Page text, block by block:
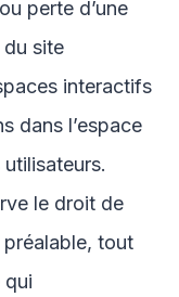
perte d’une
du site
interactifs
dans l’espace
le droit de
préalable, tout
qui